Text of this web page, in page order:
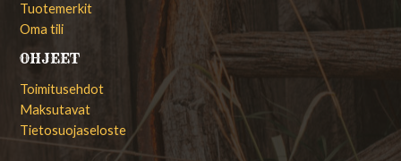
Tuotemerkit
Oma tili
OHJEET
Toimitusehdot
Maksutavat
Tietosuojaseloste